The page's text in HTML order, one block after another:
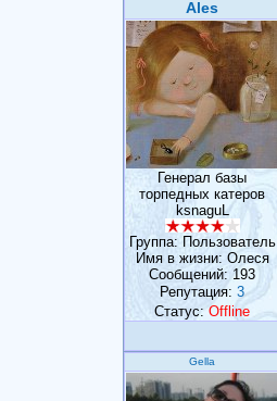
Ales
Генерал базы
торпедных катеров
ksnaguL
Группа: Пользователь
Имя в жизни: Олеся
Сообщений: 193
Репутация: 3
Статус:Offline
Gella